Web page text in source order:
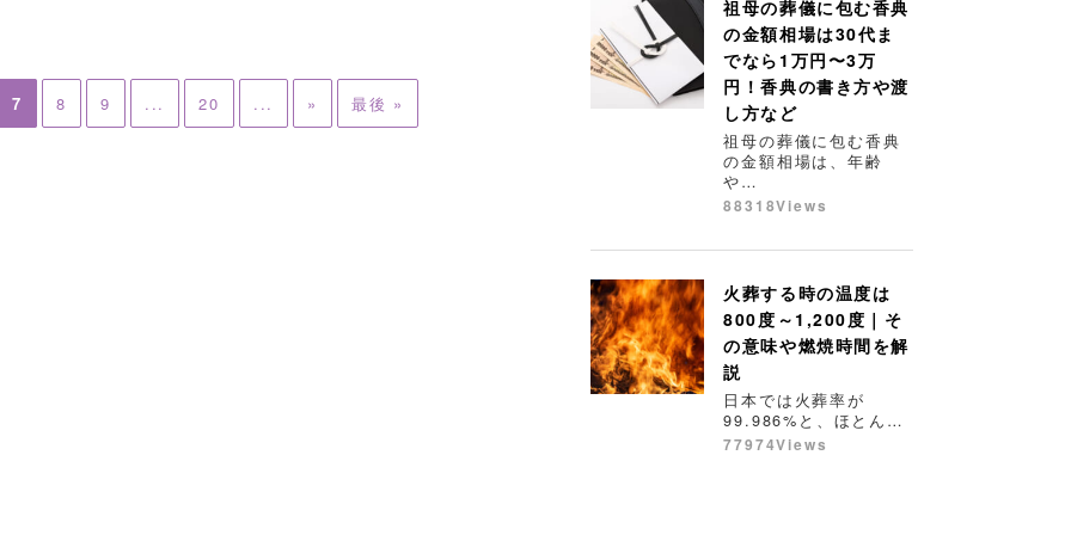
7 8 9 ... 20 ... » 最後 »
祖母の葬儀に包む香典
の金額相場は30代ま
でなら1万円〜3万
円！香典の書き方や渡
し方など
祖母の葬儀に包む香典
の金額相場は、年齢
や…
88318Views
火葬する時の温度は
800度～1,200度｜そ
の意味や燃焼時間を解
説
日本では火葬率が
99.986%と、ほとん…
77974Views